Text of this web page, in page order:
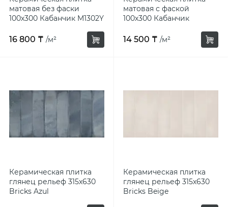
матовая без фаски
100х300 Кабанчик M1302Y
16 800 ₸ /м²
матовая с фаской
100х300 Кабанчик
14 500 ₸ /м²
Керамическая плитка
глянец рельеф 315х630
Bricks Azul
Керамическая плитка
глянец рельеф 315х630
Bricks Beige
Адрес и контакты
Керамогранит под камень
Керамогранит под мрамор
Противоскользящий керамогранит anti-slip
Керамогранит оникс
Ламинат для пола
Ламинат под плитку — стиль камня, бетона,